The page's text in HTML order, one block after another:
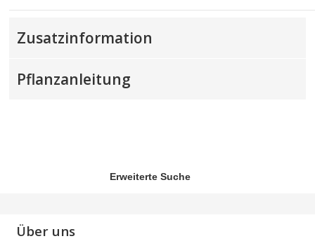
Zusatzinformation
Pflanzanleitung
Erweiterte Suche
Über uns